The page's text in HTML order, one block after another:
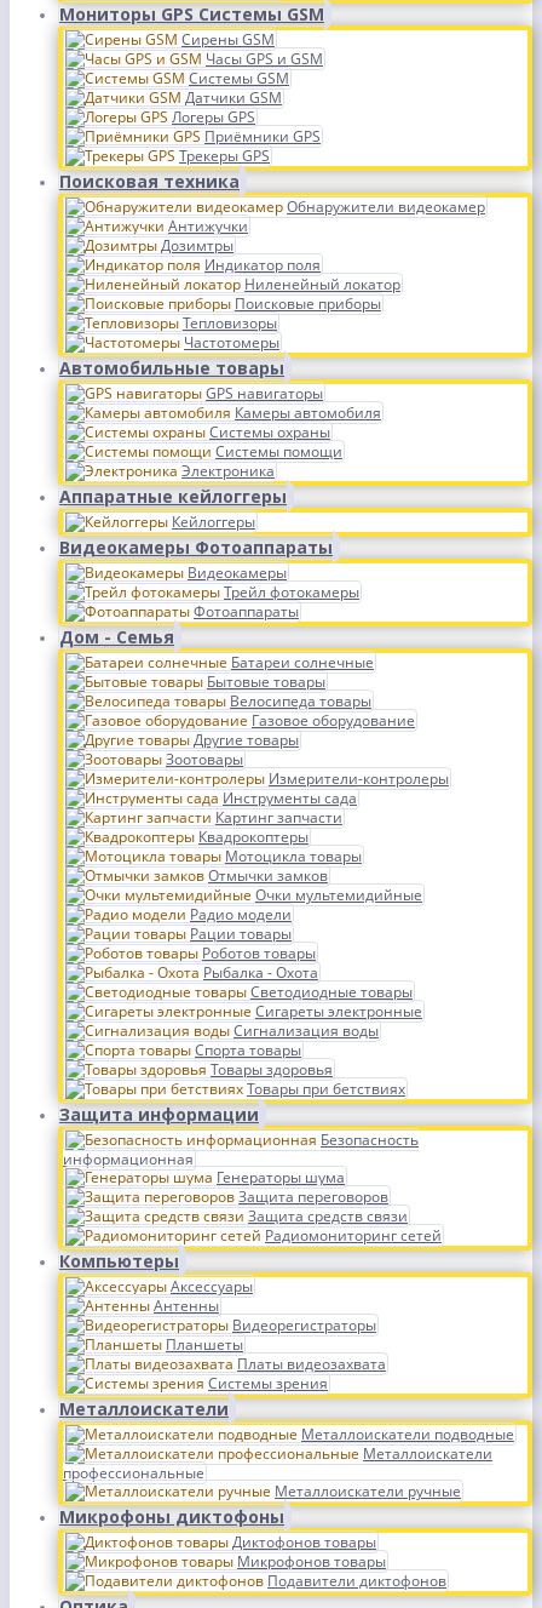
Мониторы GPS Системы GSM
Сирены GSM
Часы GPS и GSM
Системы GSM
Датчики GSM
Логеры GPS
Приёмники GPS
Трекеры GPS
Поисковая техника
Обнаружители видеокамер
Антижучки
Дозимтры
Индикатор поля
Ниленейный локатор
Поисковые приборы
Тепловизоры
Частотомеры
Автомобильные товары
GPS навигаторы
Камеры автомобиля
Системы охраны
Системы помощи
Электроника
Аппаратные кейлоггеры
Кейлоггеры
Видеокамеры Фотоаппараты
Видеокамеры
Трейл фотокамеры
Фотоаппараты
Дом - Семья
Батареи солнечные
Бытовые товары
Велосипеда товары
Газовое оборудование
Другие товары
Зоотовары
Измерители-контролеры
Инструменты сада
Картинг запчасти
Квадрокоптеры
Мотоцикла товары
Отмычки замков
Очки мультемидийные
Радио модели
Рации товары
Роботов товары
Рыбалка - Охота
Светодиодные товары
Сигареты электронные
Сигнализация воды
Спорта товары
Товары здоровья
Товары при бетствиях
Защита информации
Безопасность
информационная
Генераторы шума
Защита переговоров
Защита средств связи
Радиомониторинг сетей
Компьютеры
Аксессуары
Антенны
Видеорегистраторы
Планшеты
Платы видеозахвата
Системы зрения
Металлоискатели
Металлоискатели подводные
Металлоискатели
профессиональные
Металлоискатели ручные
Микрофоны диктофоны
Диктофонов товары
Микрофонов товары
Подавители диктофонов